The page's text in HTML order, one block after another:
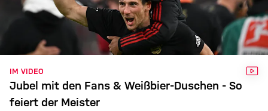
IM VIDEO
Jubel mit den Fans & Weißbier-Duschen - So
feiert der Meister